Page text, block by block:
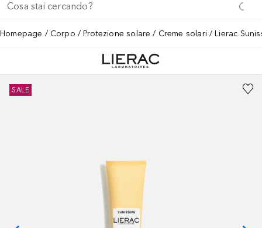
Homepage Corpo Protezione solare Creme solari Lierac
SALE